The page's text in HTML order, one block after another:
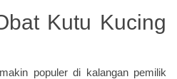
Kutu Kucing
populer di kalangan pemilik